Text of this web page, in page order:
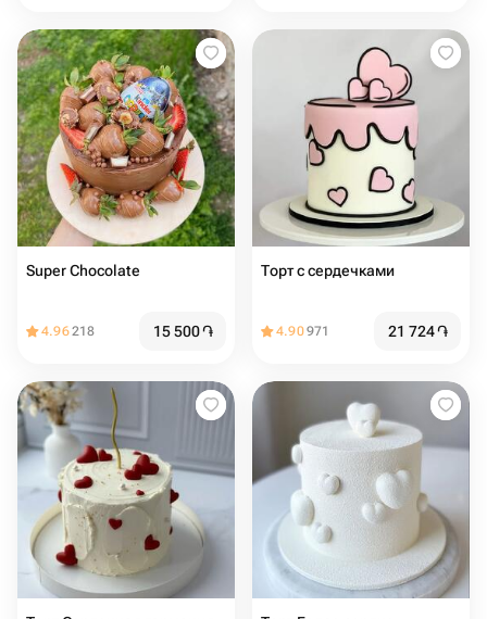
Super Chocolate
4.96218 15 500֏
Торт с сердечками
4.90971 21 724֏